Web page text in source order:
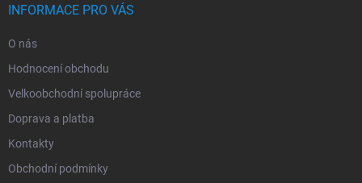
INFORMACE PRO VÁS
O nás
Hodnocení obchodu
Velkoobchodní spolupráce
Doprava a platba
Kontakty
Obchodní podmínky